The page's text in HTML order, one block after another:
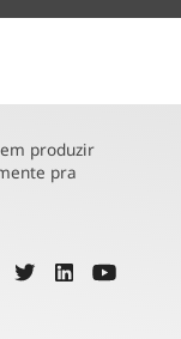
produzir
pra